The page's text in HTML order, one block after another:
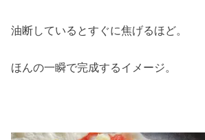
油断しているとすぐに焦げるほど。
ほんの一瞬で完成するイメージ。